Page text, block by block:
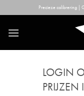
to
content
Precieze calibrering |
LOGIN